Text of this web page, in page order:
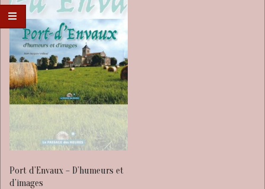
Port d’Envaux – D’humeurs et
d’images